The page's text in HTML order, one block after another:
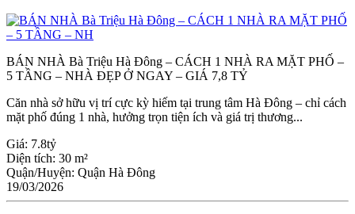
BÁN NHÀ Bà Triệu Hà Đông – CÁCH 1 NHÀ RA MẶT PHỐ –
5 TẦNG – NHÀ ĐẸP Ở NGAY – GIÁ 7,8 TỶ
Căn nhà sở hữu vị trí cực kỳ hiếm tại trung tâm Hà Đông – chỉ cách
mặt phố đúng 1 nhà, hưởng trọn tiện ích và giá trị thương...
Giá: 7.8tỷ
Diện tích: 30 m²
Quận/Huyện: Quận Hà Đông
19/03/2026